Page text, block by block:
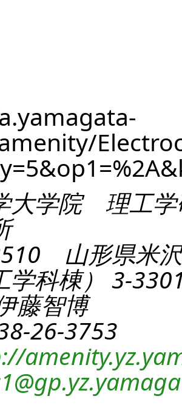
大学院 理工学
山形県米
学科棟） 3-
藤智博
26-3753